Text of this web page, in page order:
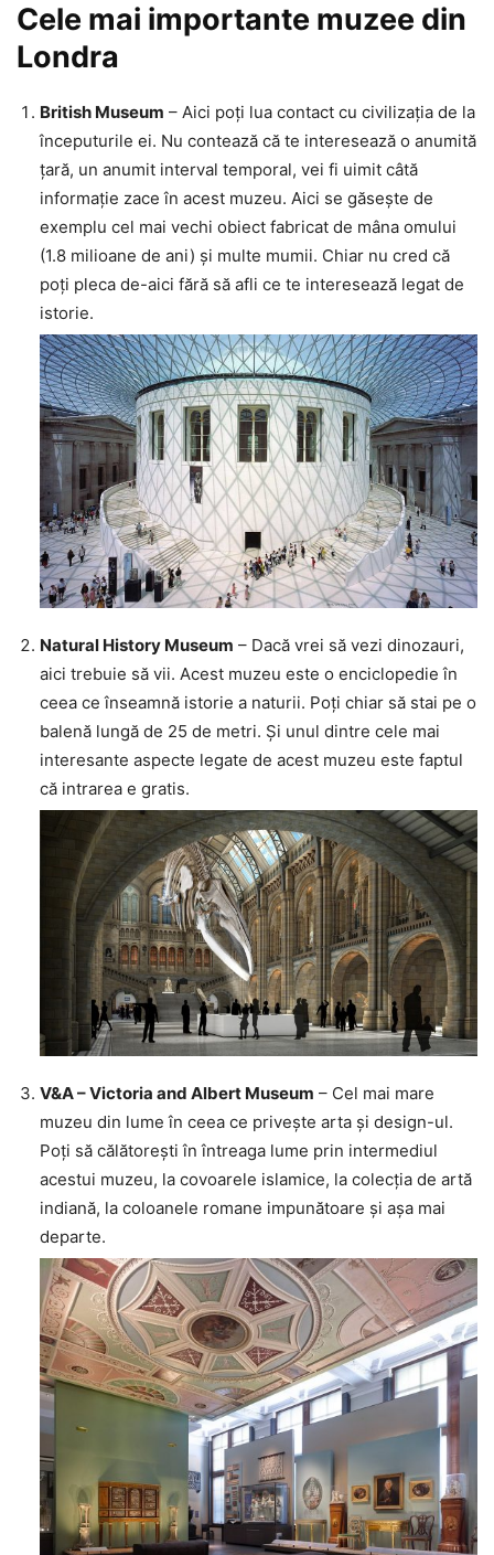
Cele mai importante muzee din
Londra
British Museum – Aici poți lua contact cu civilizația de la
începuturile ei. Nu contează că te interesează o anumită
țară, un anumit interval temporal, vei fi uimit câtă
informație zace în acest muzeu. Aici se găsește de
exemplu cel mai vechi obiect fabricat de mâna omului
(1.8 milioane de ani) și multe mumii. Chiar nu cred că
poți pleca de-aici fără să afli ce te interesează legat de
istorie.
Natural History Museum – Dacă vrei să vezi dinozauri,
aici trebuie să vii. Acest muzeu este o enciclopedie în
ceea ce înseamnă istorie a naturii. Poți chiar să stai pe o
balenă lungă de 25 de metri. Și unul dintre cele mai
interesante aspecte legate de acest muzeu este faptul
că intrarea e gratis.
V&A – Victoria and Albert Museum – Cel mai mare
muzeu din lume în ceea ce privește arta și design-ul.
Poți să călătorești în întreaga lume prin intermediul
acestui muzeu, la covoarele islamice, la colecția de artă
indiană, la coloanele romane impunătoare și așa mai
departe.